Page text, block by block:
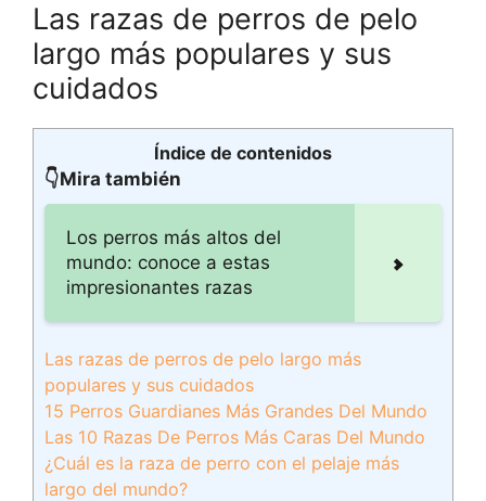
Las razas de perros de pelo
largo más populares y sus
cuidados
Índice de contenidos
👇Mira también
Los perros más altos del
mundo: conoce a estas
impresionantes razas
Las razas de perros de pelo largo más
populares y sus cuidados
15 Perros Guardianes Más Grandes Del Mundo
Las 10 Razas De Perros Más Caras Del Mundo
¿Cuál es la raza de perro con el pelaje más
largo del mundo?